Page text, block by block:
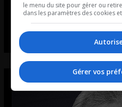
le menu du site pour gérer ou
dans les paramètres des cookies
Gérer vos